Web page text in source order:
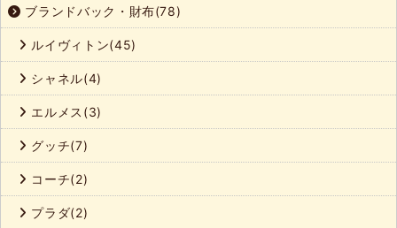
ブランドバック・財布(78)
ルイヴィトン(45)
シャネル(4)
エルメス(3)
グッチ(7)
コーチ(2)
プラダ(2)